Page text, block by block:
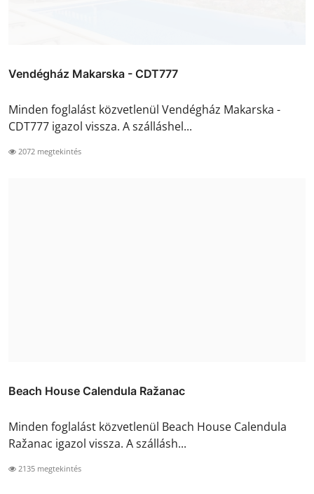
Vendégház Makarska - CDT777
Minden foglalást közvetlenül Vendégház Makarska -
CDT777 igazol vissza. A szálláshel...
2072 megtekintés
Beach House Calendula Ražanac
Minden foglalást közvetlenül Beach House Calendula
Ražanac igazol vissza. A szállásh...
2135 megtekintés